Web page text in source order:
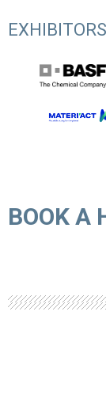
EXHIBITORS
BOOK A